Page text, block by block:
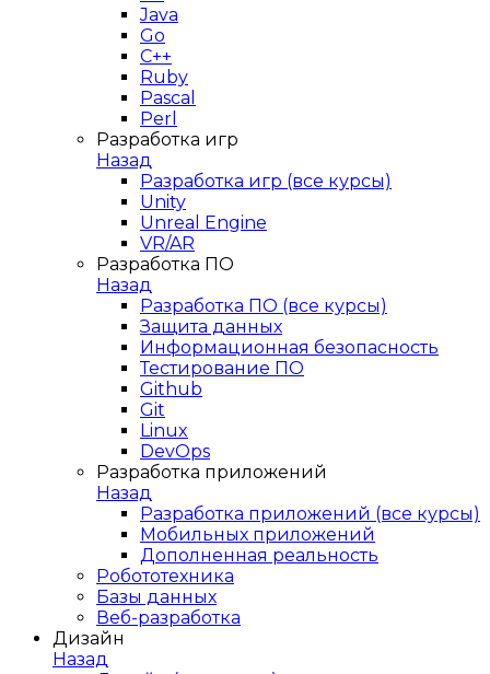
Java
Go
C++
Ruby
Pascal
Perl
Разработка игр
Назад
Разработка игр (все курсы)
Unity
Unreal Engine
VR/AR
Разработка ПО
Назад
Разработка ПО (все курсы)
Защита данных
Информационная безопасность
Тестирование ПО
Github
Git
Linux
DevOps
Разработка приложений
Назад
Разработка приложений (все курсы)
Мобильных приложений
Дополненная реальность
Робототехника
Базы данных
Веб-разработка
Дизайн
Назад